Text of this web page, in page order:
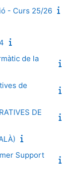
- Curs 25/26
de la
de
DE
Support